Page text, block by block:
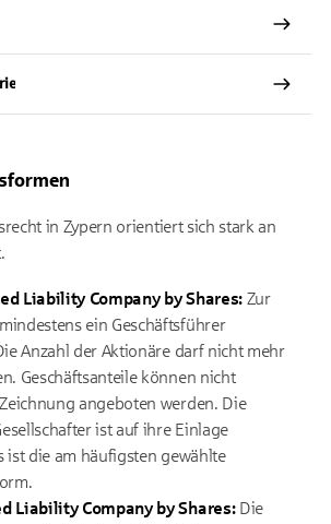
in Zypern orientiert sich stark an
Liability Company by Shares:Zur
ein Geschäftsführer
Anzahl der Aktionäre darf nicht mehr
Geschäftsanteile können nicht
angeboten werden. Die
ist auf ihre Einlage
ist die am häufigsten gewählte
Liability Company by Shares:Die